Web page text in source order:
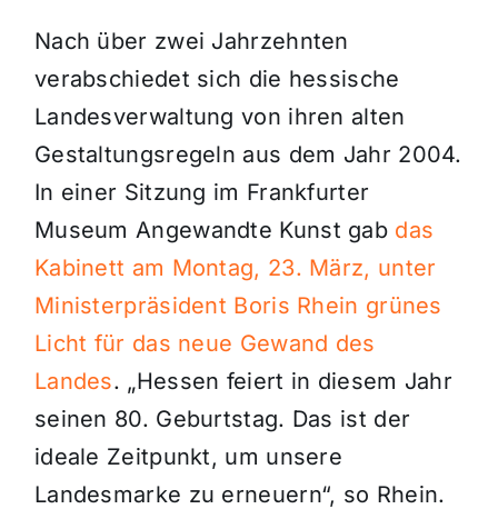
Nach über zwei Jahrzehnten
verabschiedet sich die hessische
Landesverwaltung von ihren alten
Gestaltungsregeln aus dem Jahr 2004.
In einer Sitzung im Frankfurter
Museum Angewandte Kunst gab das
Kabinett am Montag, 23. März, unter
Ministerpräsident Boris Rhein grünes
Licht für das neue Gewand des
Landes. „Hessen feiert in diesem Jahr
seinen 80. Geburtstag. Das ist der
ideale Zeitpunkt, um unsere
Landesmarke zu erneuern“, so Rhein.